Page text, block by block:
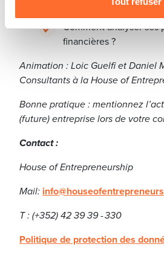
Comment analyser ses
financières ?
Animation : Loic Guelfi et Daniel
Consultants à la House of
Bonne pratique : mentionnez
(future) entreprise lors de votre
Contact :
House of Entrepreneurship
Mail:
T : (+352) 42 39 39 - 330
Politique de protection des